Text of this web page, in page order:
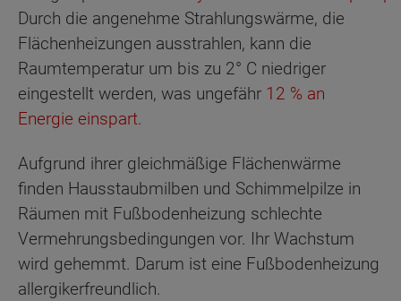
Durch die angenehme Strahlungswärme, die
Flächenheizungen ausstrahlen, kann die
Raumtemperatur um bis zu 2° C niedriger
eingestellt werden, was ungefähr 12 % an
Energie einspart.
Aufgrund ihrer gleichmäßige Flächenwärme
finden Hausstaubmilben und Schimmelpilze in
Räumen mit Fußbodenheizung schlechte
Vermehrungsbedingungen vor. Ihr Wachstum
wird gehemmt. Darum ist eine Fußbodenheizung
allergikerfreundlich.